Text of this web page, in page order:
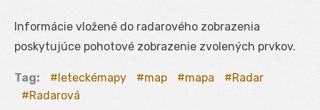
Informácie vložené do radarového zobrazenia
poskytujúce pohotové zobrazenie zvolených prvkov.
Tag: leteckémapy map mapa
Radar
Radarová